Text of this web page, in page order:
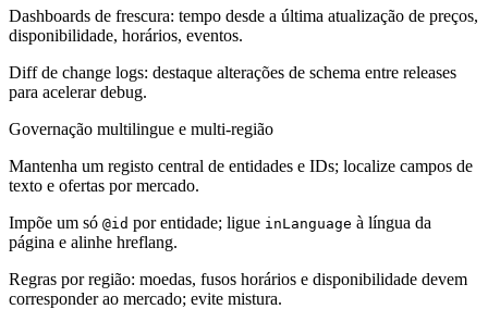
Dashboards de frescura: tempo desde a última atualização de preços,
disponibilidade, horários, eventos.
Diff de change logs: destaque alterações de schema entre releases
para acelerar debug.
Governação multilingue e multi-região
Mantenha um registo central de entidades e IDs; localize campos de
texto e ofertas por mercado.
Impõe um só @id por entidade; ligue inLanguage à língua da
página e alinhe hreflang.
Regras por região: moedas, fusos horários e disponibilidade devem
corresponder ao mercado; evite mistura.